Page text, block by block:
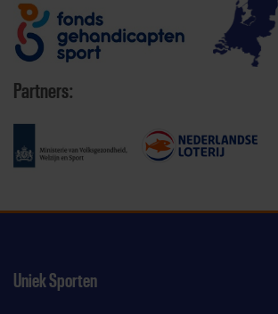
Partners:
Uniek Sporten